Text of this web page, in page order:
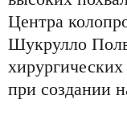
Центра
Шукрулло
при создании